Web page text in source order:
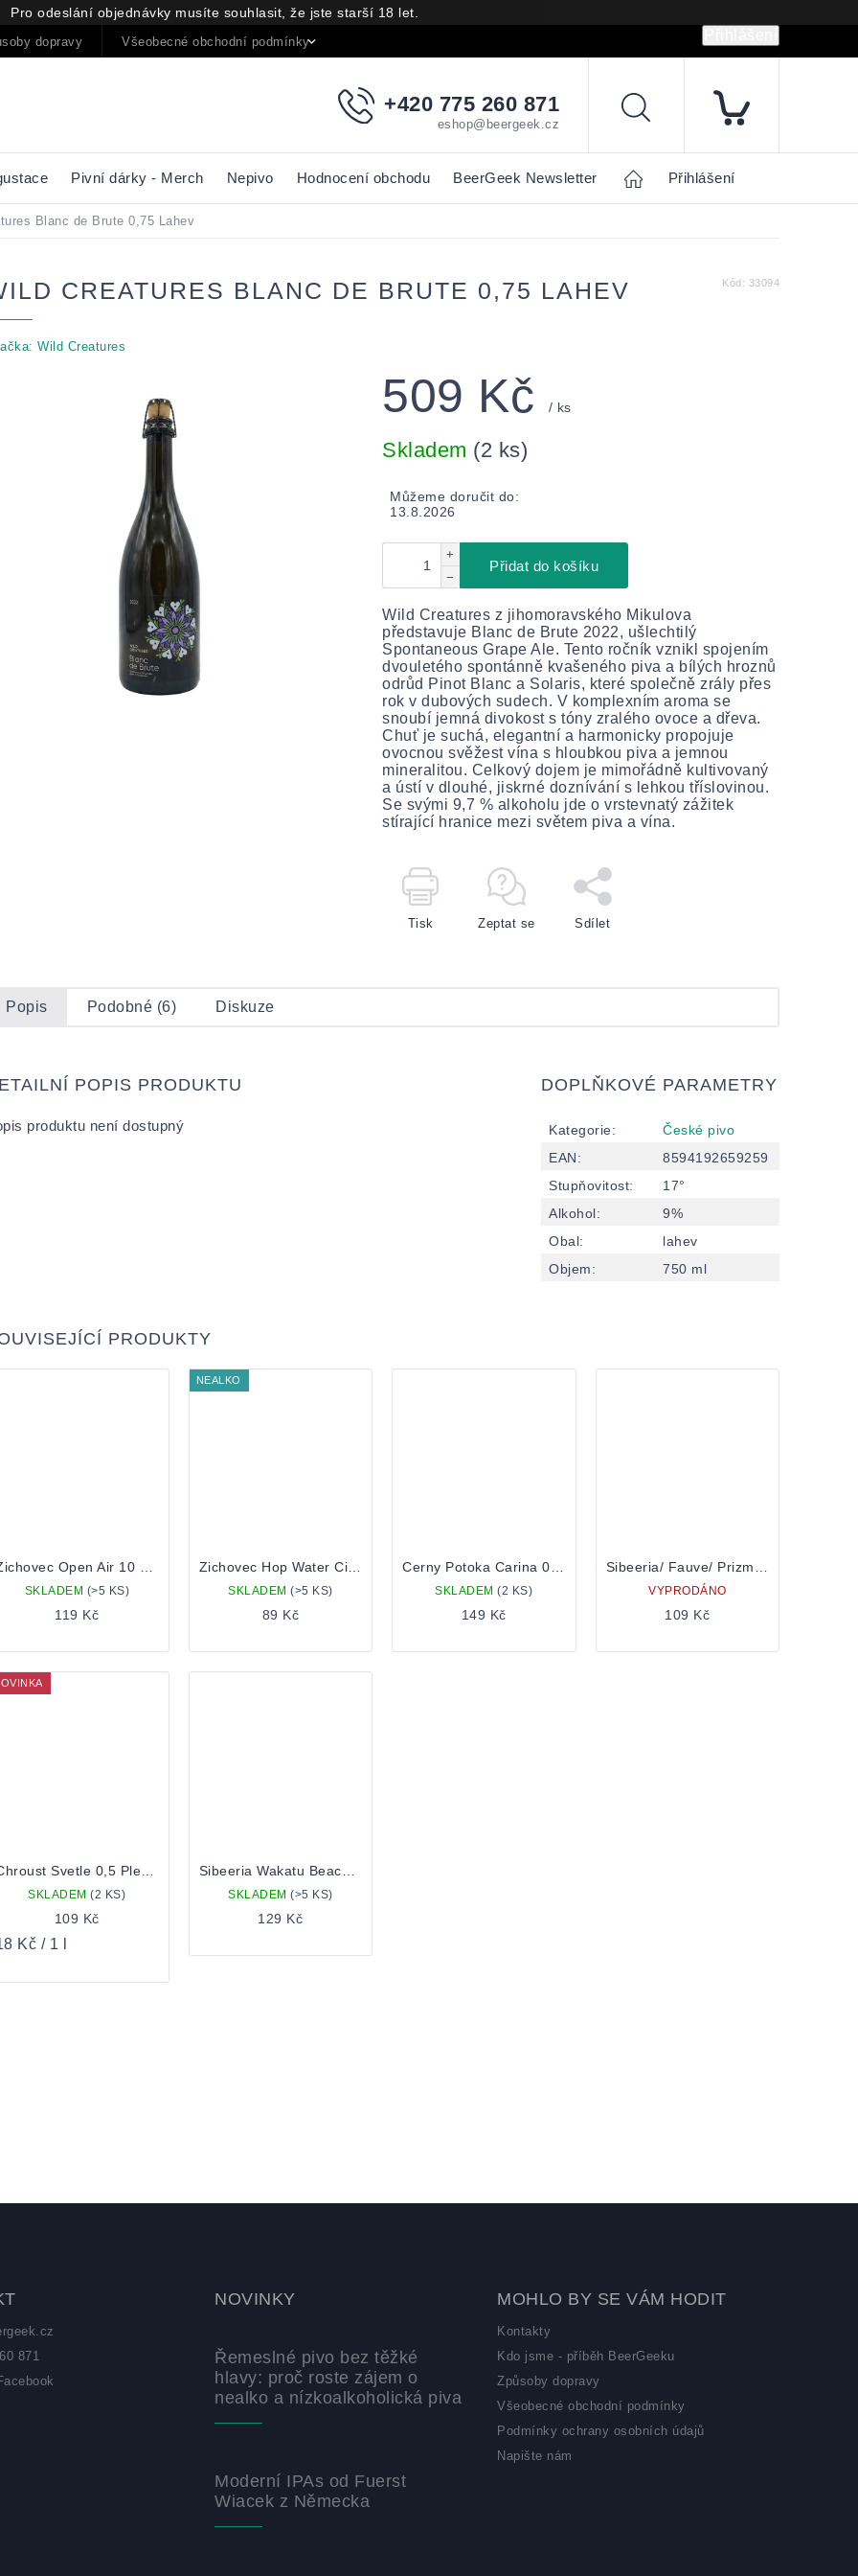
Pro odeslání objednávky musíte souhlasit, že jste starší 18 let.
dopravy Všeobecné obchodní podmínky
+420 775 260 871
eshop@beergeek.cz
Hledat
Pivní dárky - Merch Nepivo Hodnocení obchodu BeerGeek Newsletter Home Přihlášení
Blanc de Brute 0,75 Lahev
CREATURES BLANC DE BRUTE 0,75 LAHEV Kód: 33094
Wild Creatures
509 Kč / ks
cena:
Skladem (2 ks)
Můžeme doručit do:
13.8.2026
+
−
Přidat do košíku
Wild Creatures z jihomoravského Mikulova
představuje Blanc de Brute 2022, ušlechtilý
Spontaneous Grape Ale. Tento ročník vznikl spojením
dvouletého spontánně kvašeného piva a bílých hroznů
odrůd Pinot Blanc a Solaris, které společně zrály přes
rok v dubových sudech. V komplexním aroma se
snoubí jemná divokost s tóny zralého ovoce a dřeva.
Chuť je suchá, elegantní a harmonicky propojuje
ovocnou svěžest vína s hloubkou piva a jemnou
mineralitou. Celkový dojem je mimořádně kultivovaný
a ústí v dlouhé, jiskrné doznívání s lehkou tříslovinou.
Se svými 9,7 % alkoholu jde o vrstevnatý zážitek
stírající hranice mezi světem piva a vína.
Tisk Zeptat se Sdílet
Popis Podobné (6) Diskuze
POPIS PRODUKTU
produktu není dostupný
DOPLŇKOVÉ PARAMETRY
Kategorie:
České pivo
EAN:
8594192659259
Stupňovitost:
17°
Alkohol:
9%
Obal:
lahev
Objem: 750 ml
PRODUKTY
SKLADEM (>5 KS)
119 Kč
NEALKO
SKLADEM (>5 KS)
89 Kč
SKLADEM(2 KS)
149 Kč
VYPRODÁNO
109 Kč
SKLADEM(2 KS)
109 Kč
Kč / 1 l
SKLADEM (>5 KS)
129 Kč
871
NOVINKY
Řemeslné pivo bez těžké
hlavy: proč roste zájem o
nealko a nízkoalkoholická piva
Moderní IPAs od Fuerst
Wiacek z Německa
MOHLO BY SE VÁM HODIT
Kontakty
Kdo jsme - příběh BeerGeeku
Způsoby dopravy
Všeobecné obchodní podmínky
Podmínky ochrany osobních údajů
Napište nám